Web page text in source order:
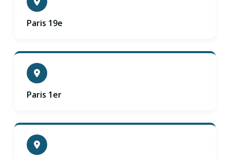
Paris 19e
Paris 1er